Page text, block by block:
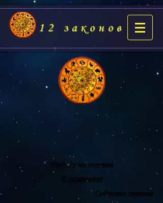
12 законов
Предыдущая страница
В оглавление
Следующая страница